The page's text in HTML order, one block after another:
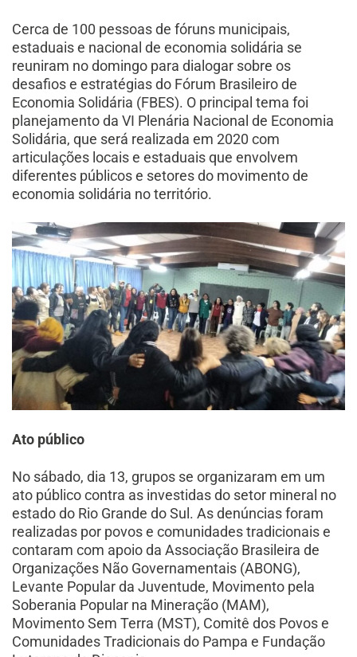
Cerca de 100 pessoas de fóruns municipais,
estaduais e nacional de economia solidária se
reuniram no domingo para dialogar sobre os
desafios e estratégias do Fórum Brasileiro de
Economia Solidária (FBES). O principal tema foi
planejamento da VI Plenária Nacional de Economia
Solidária, que será realizada em 2020 com
articulações locais e estaduais que envolvem
diferentes públicos e setores do movimento de
economia solidária no território.
Ato público
No sábado, dia 13, grupos se organizaram em um
ato público contra as investidas do setor mineral no
estado do Rio Grande do Sul. As denúncias foram
realizadas por povos e comunidades tradicionais e
contaram com apoio da Associação Brasileira de
Organizações Não Governamentais (ABONG),
Levante Popular da Juventude, Movimento pela
Soberania Popular na Mineração (MAM),
Movimento Sem Terra (MST), Comitê dos Povos e
Comunidades Tradicionais do Pampa e Fundação